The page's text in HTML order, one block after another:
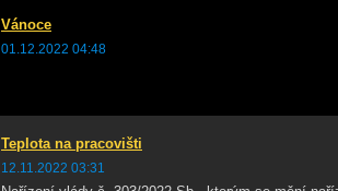
Vánoce
01.12.2022 04:48
Teplota na pracovišti
12.11.2022 03:31